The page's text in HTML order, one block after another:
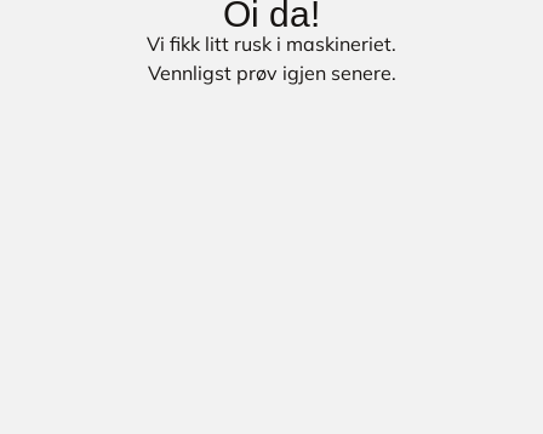
Oi da!
Vi fikk litt rusk i maskineriet.
Vennligst prøv igjen senere.